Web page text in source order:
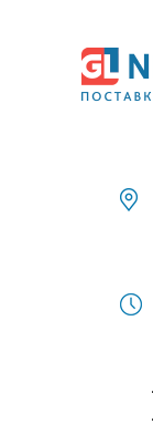
основному
содержанию